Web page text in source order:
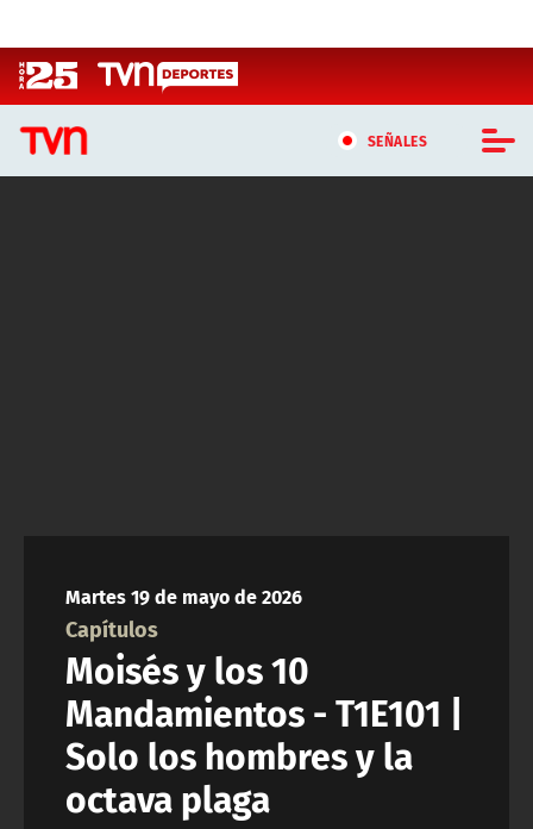
SEÑALES
ACTUALIDAD Y TENDENCIAS
CORPORATIVO Y TRANSPARENCIA
CANAL DE DENUNCIAS
ÁREA DE PROYECTOS
Martes 19 de mayo de 2026
Capítulos
Moisés y los 10
Mandamientos - T1E101 |
Solo los hombres y la
octava plaga